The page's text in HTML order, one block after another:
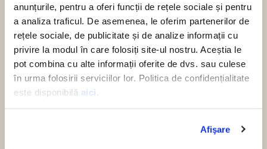
anunțurile, pentru a oferi funcții de rețele sociale și pentru
a analiza traficul. De asemenea, le oferim partenerilor de
rețele sociale, de publicitate și de analize informații cu
privire la modul în care folosiți site-ul nostru. Aceștia le
pot combina cu alte informații oferite de dvs. sau culese
în urma folosirii serviciilor lor. Politica de confidențialitate
este disponibilă aici
Afişare
accidentale
Viața de zi cu zi vine uneori cu situații neprevăzute.
De aceea, pentru produsele selectate LG, asigurarea
LG Extra Care oferă protecție pentru daune
accidentale, disponibilă pentru o perioadă de 1, 2 sau
Această protecție acoperă deteriorările accidentale